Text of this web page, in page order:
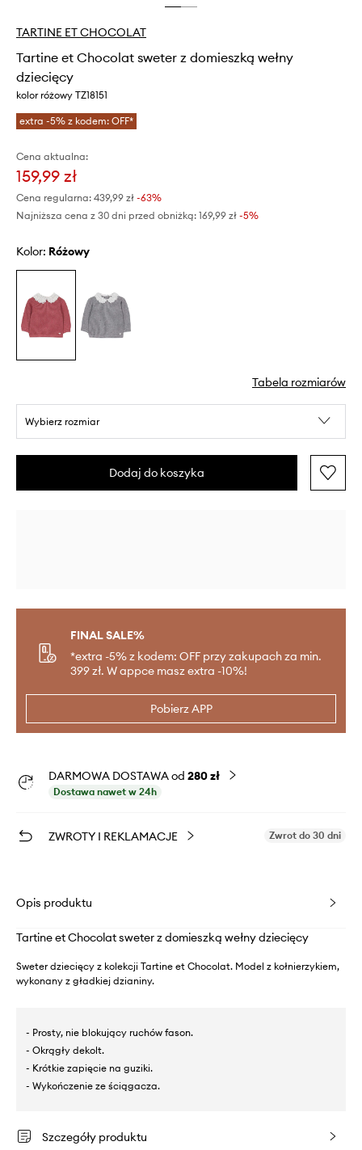
TARTINE ET CHOCOLAT
Tartine et Chocolat sweter z domieszką wełny
dziecięcy
kolor różowy TZ18151
extra -5% z kodem: OFF*
Cena aktualna:
159,99 zł
Cena regularna: 439,99 zł -63%
Najniższa cena z 30 dni przed obniżką: 169,99 zł -5%
Kolor: różowy
Tabela rozmiarów
Wybierz rozmiar
Dodaj do koszyka
FINAL SALE%
*extra -5% z kodem: OFF przy zakupach za min.
399 zł. W appce masz extra -10%!
Pobierz APP
DARMOWA DOSTAWA od 280 zł
Dostawa nawet w 24h
ZWROTY I REKLAMACJE Zwrot do 30 dni
Opis produktu
Tartine et Chocolat sweter z domieszką wełny dziecięcy
Sweter dziecięcy z kolekcji Tartine et Chocolat. Model z kołnierzykiem,
wykonany z gładkiej dzianiny.
- Prosty, nie blokujący ruchów fason.
- Okrągły dekolt.
- Krótkie zapięcie na guziki.
- Wykończenie ze ściągacza.
Szczegóły produktu